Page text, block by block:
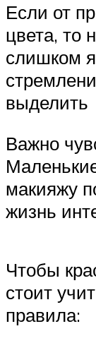
Если от
цвета, то
слишком
выделить
Важно
макияжу
жизнь
Чтобы
стоит
правила: